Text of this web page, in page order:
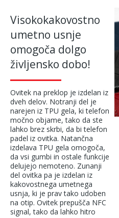
Visokokakovostno
umetno usnje
omogoča dolgo
življensko dobo!
Ovitek na preklop je izdelan iz
dveh delov. Notranji del je
narejen iz TPU gela, ki telefon
močno objame, tako da ste
lahko brez skrbi, da bi telefon
padel iz ovitka. Natančna
izdelava TPU gela omogoča,
da vsi gumbi in ostale funkcije
delujejo nemoteno. Zunanji
del ovitka pa je izdelan iz
kakovostnega umetnega
usnja, ki je prav tako udoben
na otip. Ovitek prepušča NFC
signal, tako da lahko hitro